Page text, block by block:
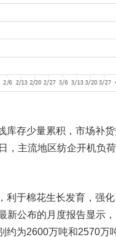
库存少量累积，市场补
，主流地区纺企开机负
利于棉花生长发育，强
新公布的月度报告显示
约为2600万吨和2570万